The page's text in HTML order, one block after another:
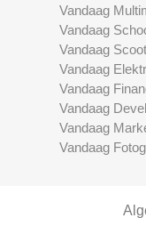
Vandaag
Vandaag
Vandaag
Vandaag
Vandaag
Vandaag
Vandaag
Vandaag